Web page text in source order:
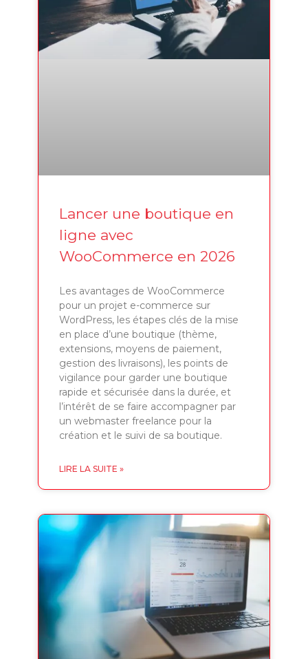
Lancer une boutique en
ligne avec
WooCommerce en 2026
Les avantages de WooCommerce
pour un projet e-commerce sur
WordPress, les étapes clés de la mise
en place d’une boutique (thème,
extensions, moyens de paiement,
gestion des livraisons), les points de
vigilance pour garder une boutique
rapide et sécurisée dans la durée, et
l’intérêt de se faire accompagner par
un webmaster freelance pour la
création et le suivi de sa boutique.
LIRE LA SUITE »